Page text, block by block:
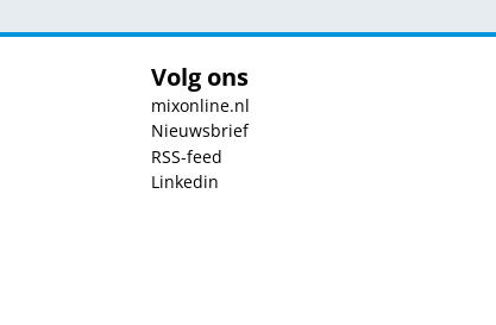
Volg ons
mixonline.nl
Nieuwsbrief
RSS-feed
Linkedin